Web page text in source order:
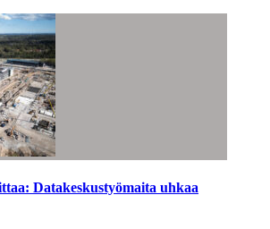
Datakeskustyömaita uhkaa